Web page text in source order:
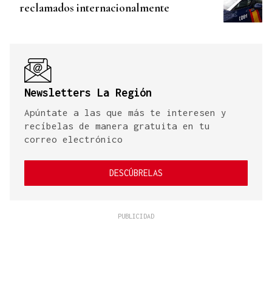
reclamados internacionalmente
Newsletters La Región
Apúntate a las que más te interesen y
recíbelas de manera gratuita en tu
correo electrónico
DESCÚBRELAS